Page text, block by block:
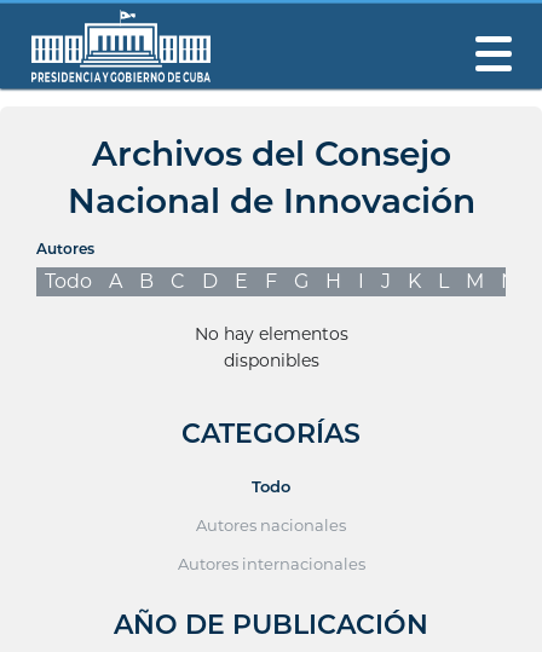
Archivos del Consejo
Nacional de Innovación
Autores
Todo A B C D E F G H I J K L M N
No hay elementos
disponibles
CATEGORÍAS
Todo
Autores nacionales
Autores internacionales
AÑO DE PUBLICACIÓN